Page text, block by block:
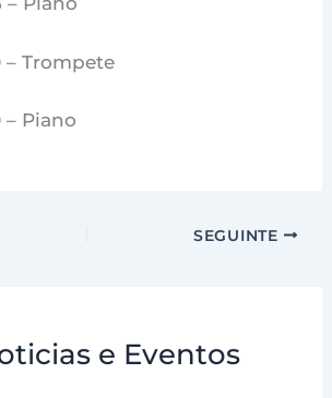
– Trompete
– Piano
SEGUINTE
e Eventos